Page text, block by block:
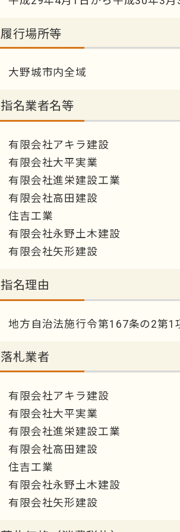
履行場所等
大野城市内全域
指名業者名等
有限会社アキラ建設
有限会社大平実業
有限会社進栄建設工業
有限会社高田建設
住吉工業
有限会社永野土木建設
有限会社矢形建設
指名理由
地方自治法施行令第167条の2第1
落札業者
有限会社アキラ建設
有限会社大平実業
有限会社進栄建設工業
有限会社高田建設
住吉工業
有限会社永野土木建設
有限会社矢形建設